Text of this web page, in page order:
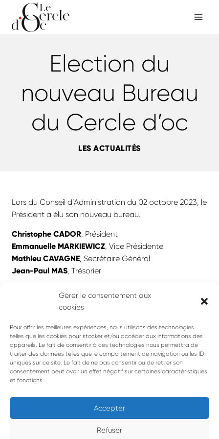
Gérer le consentement aux
cookies
Pour offrir les meilleures expériences, nous utilisons des technologies
telles que les cookies pour stocker et/ou accéder aux informations des
appareils. Le fait de consentir à ces technologies nous permettra de
traiter des données telles que le comportement de navigation ou les ID
uniques sur ce site. Le fait de ne pas consentir ou de retirer son
consentement peut avoir un effet négatif sur certaines caractéristiques
et fonctions.
Accepter
Refuser
contenu
Election du
nouveau Bureau
du Cercle d’oc
LES ACTUALITÉS
Lors du Conseil d’Administration du 02 octobre 2023, le
Président a élu son nouveau bureau.
Christophe CADOR, Président
Emmanuelle MARKIEWICZ, Vice Présidente
Mathieu CAVAGNE, Secrétaire Général
Jean-Paul MAS, Trésorier
Christophe
Emmanuelle
MARKIEWICZ
Mathieu CAVAGNE Jean-Paul MAS